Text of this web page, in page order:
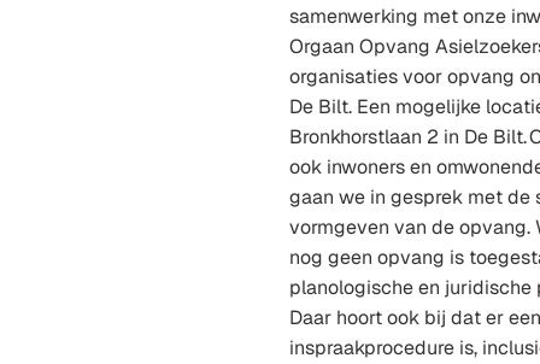
samenwerking met onze
Orgaan Opvang
organisaties voor opvang
De Bilt. Een mogelijke
Bronkhorstlaan 2 in De Bilt.
ook inwoners en
gaan we in gesprek met de
vormgeven van de opvang.
nog geen opvang is
planologische en juridische
Daar hoort ook bij dat er
inspraakprocedure is,